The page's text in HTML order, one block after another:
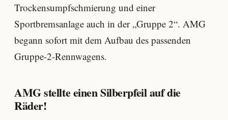
Trockensumpfschmierung und einer
Sportbremsanlage auch in der „Gruppe 2“. AMG
begann sofort mit dem Aufbau des passenden
Gruppe-2-Rennwagens.
AMG stellte einen Silberpfeil auf die
Räder!